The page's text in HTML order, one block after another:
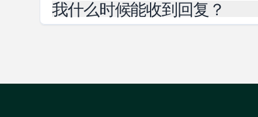
除非我们同意延期，否则这些积分将在 3 个月后失效。
我什么时候能收到回复？